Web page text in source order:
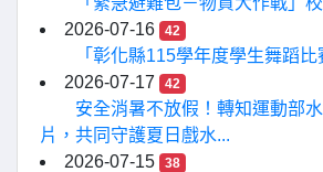
2026-07-16
42
「彰化縣115學年度學生舞蹈
2026-07-17
42
安全消暑不放假！轉知運動部
片，共同守護夏日戲水...
2026-07-15
38